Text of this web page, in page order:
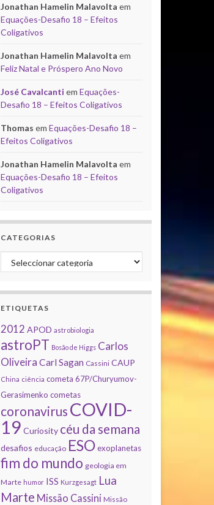
Jonathan Hamelin Malavolta em
Equações-Desafio 18 – Efeitos
Coligativos
Jonathan Hamelin Malavolta em
Feliz Natal e Próspero Ano Novo
José Cavalcanti em Equações-
Desafio 18 – Efeitos Coligativos
Thomas em Equações-Desafio 18 –
Efeitos Coligativos
Jonathan Hamelin Malavolta em
Equações-Desafio 18 – Efeitos
Coligativos
CATEGORIAS
Categorias
ETIQUETAS
2012 APOD astrobiologia
astroPT Bosão de Higgs Carlos
Oliveira Carl Sagan Cassini CAUP
China ciência cometa 67P/Churyumov-
Gerasimenko cometas
coronavirus COVID-
19 Curiosity céu da semana
desafios educação ESO exoplanetas
fim do mundo geologia em
Marte humor ISS Kurzgesagt Lua
Marte Missão Cassini Missão